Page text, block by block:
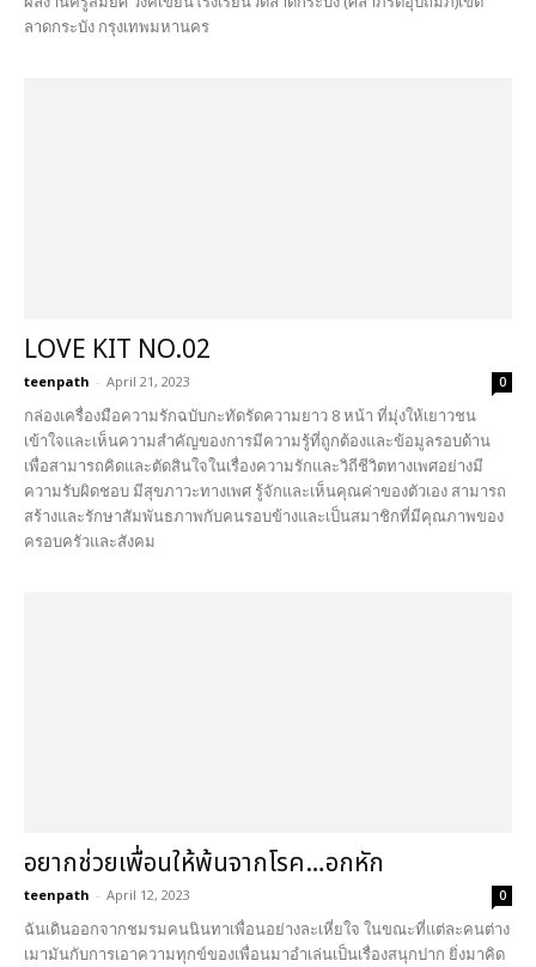
ลาดกระบัง กรุงเทพมหานคร
LOVE KIT NO.02
teenpath - April 21, 2023 0
กล่องเครื่องมือความรักฉบับกะทัดรัดความยาว 8 หน้า ที่มุ่งให้เยาวชน
เข้าใจและเห็นความสำคัญของการมีความรู้ที่ถูกต้องและข้อมูลรอบด้าน
เพื่อสามารถคิดและตัดสินใจในเรื่องความรักและวิถีชีวิตทางเพศอย่างมี
ความรับผิดชอบ มีสุขภาวะทางเพศ รู้จักและเห็นคุณค่าของตัวเอง สามารถ
สร้างและรักษาสัมพันธภาพกับคนรอบข้างและเป็นสมาชิกที่มีคุณภาพของ
ครอบครัวและสังคม
อยากช่วยเพื่อนให้พ้นจากโรค…อกหัก
teenpath - April 12, 2023 0
ฉันเดินออกจากชมรมคนนินทาเพื่อนอย่างละเหี่ยใจ ในขณะที่แต่ละคนต่าง
เมามันกับการเอาความทุกข์ของเพื่อนมาอำเล่นเป็นเรื่องสนุกปาก ยิ่งมาคิด